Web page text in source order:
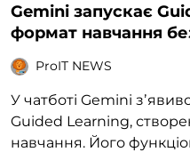
Gemini запускає
формат навчання
ProIT NEWS
У чатботі Gemini
Guided Learning,
навчання. Його